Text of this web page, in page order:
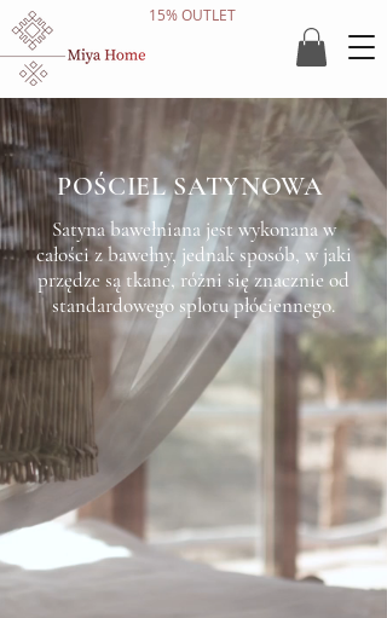
15% OUTLET
POŚCIEL SATYNOWA
Satyna bawełniana jest wykonana w
całości z bawełny, jednak sposób, w jaki
przędze są tkane, różni się znacznie od
standardowego splotu płóciennego.